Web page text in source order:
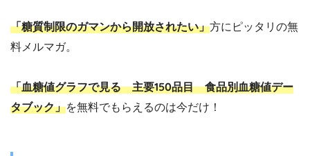
「糖質制限のガマンから開放されたい」方にピッタリの無
料メルマガ。
「血糖値グラフで見る 主要150品目 食品別血糖値デー
タブック」を無料でもらえるのは今だけ！